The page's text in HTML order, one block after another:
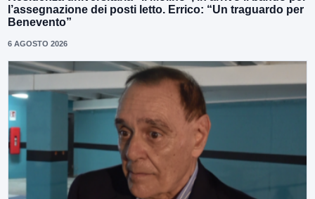
l’assegnazione dei posti letto. Errico: “Un traguardo per
Benevento”
6 AGOSTO 2026